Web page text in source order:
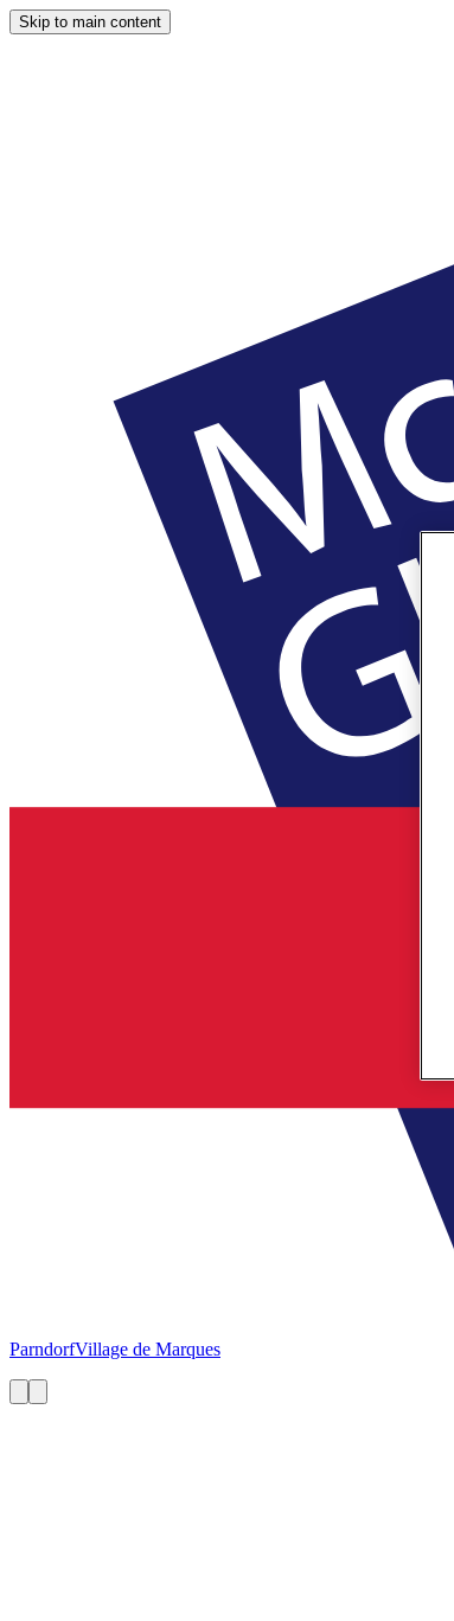
Skip to main content
ParndorfVillage de Marques